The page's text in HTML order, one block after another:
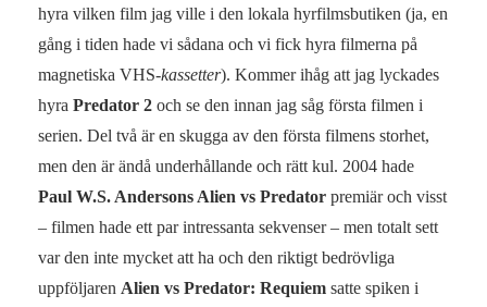
hyra vilken film jag ville i den lokala hyrfilmsbutiken (ja, en
gång i tiden hade vi sådana och vi fick hyra filmerna på
magnetiska VHS-kassetter). Kommer ihåg att jag lyckades
hyra Predator 2 och se den innan jag såg första filmen i
serien. Del två är en skugga av den första filmens storhet,
men den är ändå underhållande och rätt kul. 2004 hade
Paul W.S. Andersons Alien vs Predator premiär och visst
– filmen hade ett par intressanta sekvenser – men totalt sett
var den inte mycket att ha och den riktigt bedrövliga
uppföljaren Alien vs Predator: Requiem satte spiken i